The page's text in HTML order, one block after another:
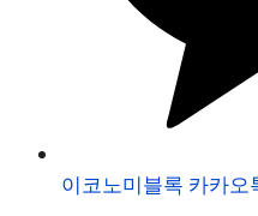
이코노미블록 카카오